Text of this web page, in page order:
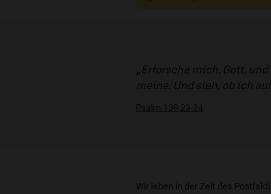
Erforsche mich, Gott,
meine. Und sieh, ob ich
Psalm 139,23-24
Wir leben in der Zeit des